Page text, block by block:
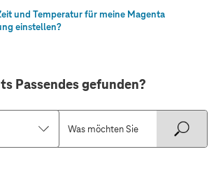
und Temperatur für meine Magenta
einstellen?
Passendes gefunden?